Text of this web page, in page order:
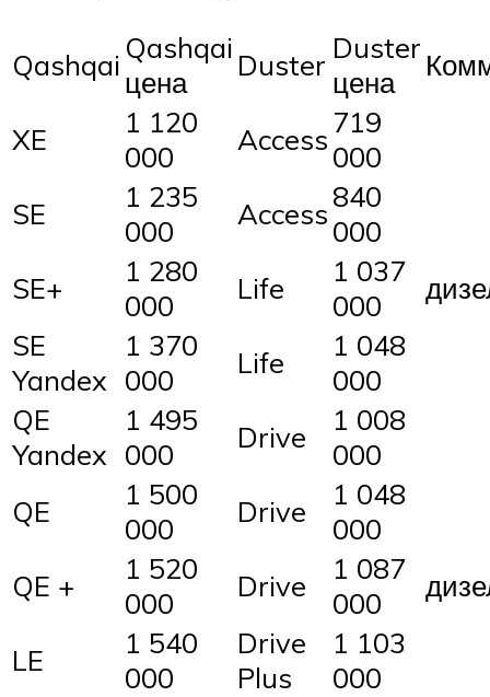
Qashqai Qashqai
цена
Duster Duster
цена
XE
1 120
000
Access 719
000
SE
1 235
000
Access840
000
SE+
1 280
000
Life
1 037
000
SE
Yandex
1 370
000
Life
1 048
000
QE
Yandex
1 495
000
Drive
1 008
000
QE
1 500
000
Drive
1 048
000
QE +
1 520
000
Drive
1 087
000
LE
1 540
000
Drive
Plus
1 103
000